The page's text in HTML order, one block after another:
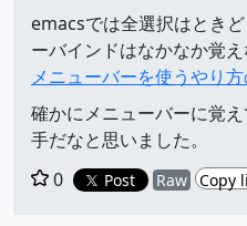
emacsでは全選択はとき
ーバインドはなかなか覚え
メニューバーを使うやり
確かにメニューバーに覚
手だなと思いました。
0
Post Raw Copy